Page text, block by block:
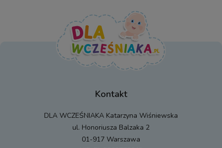
Kontakt
DLA WCZEŚNIAKA Katarzyna Wiśniewska
ul. Honoriusza Balzaka 2
01-917 Warszawa